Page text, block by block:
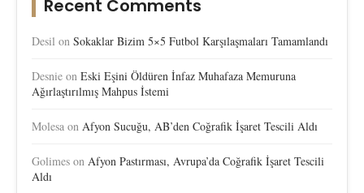
Recent Comments
Desil on Sokaklar Bizim 5×5 Futbol Karşılaşmaları Tamamlandı
Desnie on Eski Eşini Öldüren İnfaz Muhafaza Memuruna
Ağırlaştırılmış Mahpus İstemi
Molesa on Afyon Sucuğu, AB’den Coğrafik İşaret Tescili Aldı
Golimes on Afyon Pastırması, Avrupa’da Coğrafik İşaret Tescili
Aldı